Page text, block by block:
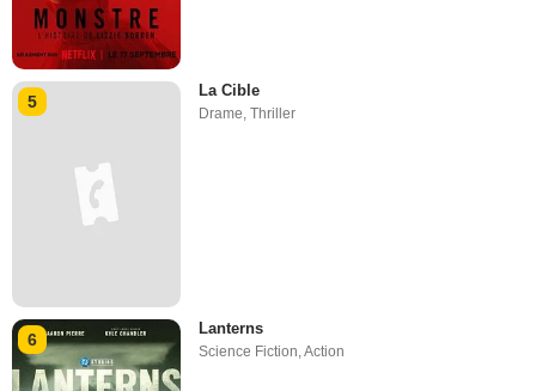
5
La Cible
Drame,Thriller
6
Lanterns
Science Fiction ,Action